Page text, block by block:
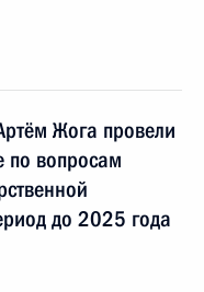
Жога провели
по вопросам
до 2025 года